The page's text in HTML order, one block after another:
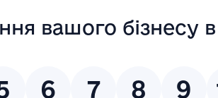
лікарських
Ринковий
Державні